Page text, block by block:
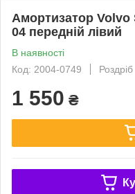
Амортизатор Volvo
04 передній лівий
В наявності
Код: 2004-0749
Роздріб
1 550 ₴